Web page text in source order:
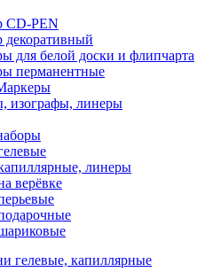
CD-PEN
декоративный
для белой доски и флипчарта
перманентные
изографы, линеры
линеры
верёвке
гелевые, капиллярные